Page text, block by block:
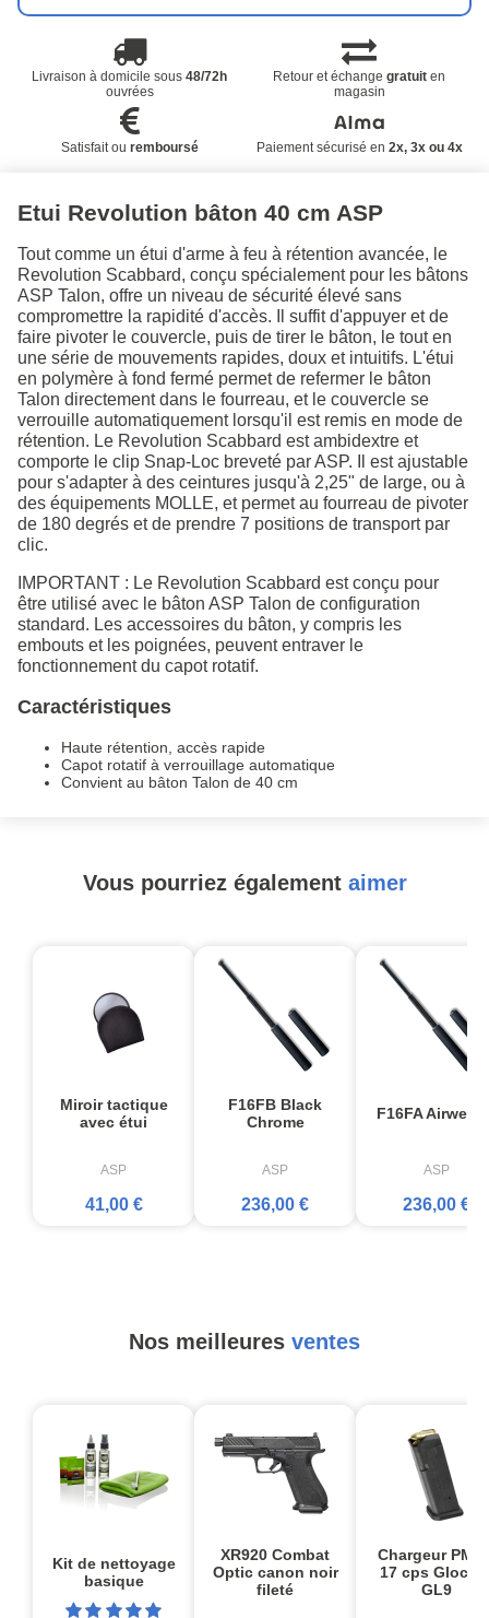
Livraison à domicile sous48/72h
ouvrées
Retour et échangegratuit en
magasin
Satisfait ou remboursé Paiement sécurisé en 2x, 3x ou 4x
Etui Revolution bâton 40 cm ASP
Tout comme un étui d'arme à feu à rétention avancée, le
Revolution Scabbard, conçu spécialement pour les bâtons
ASP Talon, offre un niveau de sécurité élevé sans
compromettre la rapidité d'accès. Il suffit d'appuyer et de
faire pivoter le couvercle, puis de tirer le bâton, le tout en
une série de mouvements rapides, doux et intuitifs. L'étui
en polymère à fond fermé permet de refermer le bâton
Talon directement dans le fourreau, et le couvercle se
verrouille automatiquement lorsqu'il est remis en mode de
rétention. Le Revolution Scabbard est ambidextre et
comporte le clip Snap-Loc breveté par ASP. Il est ajustable
pour s'adapter à des ceintures jusqu'à 2,25" de large, ou à
des équipements MOLLE, et permet au fourreau de pivoter
de 180 degrés et de prendre 7 positions de transport par
clic.
IMPORTANT : Le Revolution Scabbard est conçu pour
être utilisé avec le bâton ASP Talon de configuration
standard. Les accessoires du bâton, y compris les
embouts et les poignées, peuvent entraver le
fonctionnement du capot rotatif.
Caractéristiques
Haute rétention, accès rapide
Capot rotatif à verrouillage automatique
Convient au bâton Talon de 40 cm
Vous pourriez également aimer
Miroir tactique
avec étui
ASP
41,00 €
F16FB Black
Chrome
ASP
236,00 €
F16FA
ASP
236,00 €
Nos meilleures ventes
Kit de nettoyage
basique
XR920 Combat
Optic canon noir
fileté
Chargeur
17 cps
GL9